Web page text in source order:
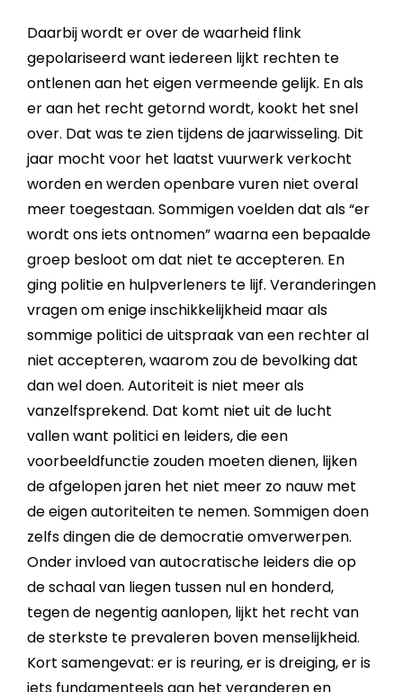
Daarbij wordt er over de waarheid flink
gepolariseerd want iedereen lijkt rechten te
ontlenen aan het eigen vermeende gelijk. En als
er aan het recht getornd wordt, kookt het snel
over. Dat was te zien tijdens de jaarwisseling. Dit
jaar mocht voor het laatst vuurwerk verkocht
worden en werden openbare vuren niet overal
meer toegestaan. Sommigen voelden dat als “er
wordt ons iets ontnomen” waarna een bepaalde
groep besloot om dat niet te accepteren. En
ging politie en hulpverleners te lijf. Veranderingen
vragen om enige inschikkelijkheid maar als
sommige politici de uitspraak van een rechter al
niet accepteren, waarom zou de bevolking dat
dan wel doen. Autoriteit is niet meer als
vanzelfsprekend. Dat komt niet uit de lucht
vallen want politici en leiders, die een
voorbeeldfunctie zouden moeten dienen, lijken
de afgelopen jaren het niet meer zo nauw met
de eigen autoriteiten te nemen. Sommigen doen
zelfs dingen die de democratie omverwerpen.
Onder invloed van autocratische leiders die op
de schaal van liegen tussen nul en honderd,
tegen de negentig aanlopen, lijkt het recht van
de sterkste te prevaleren boven menselijkheid.
Kort samengevat: er is reuring, er is dreiging, er is